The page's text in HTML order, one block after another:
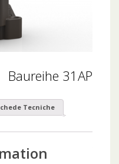
Baureihe 31AP
Tecniche